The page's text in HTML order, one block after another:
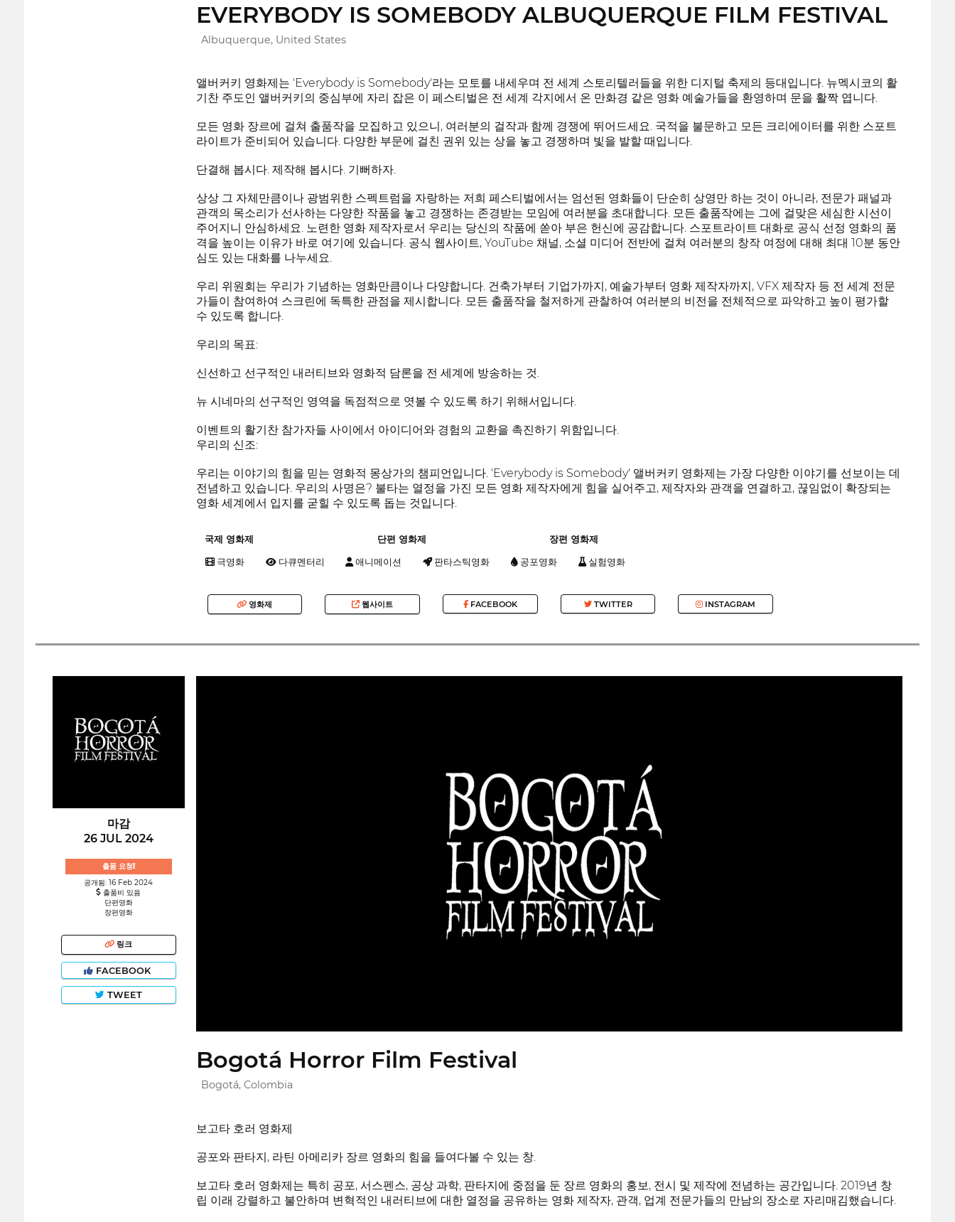
EVERYBODY IS SOMEBODY ALBUQUERQUE FILM FESTIVAL
Albuquerque, United States
앨버커키 영화제는 'Everybody is Somebody'라는 모토를 내세우며 전 세계 스토리텔러들을 위한 디지털 축제의 등대입니다. 뉴멕시코의 활
기찬 주도인 앨버커키의 중심부에 자리 잡은 이 페스티벌은 전 세계 각지에서 온 만화경 같은 영화 예술가들을 환영하며 문을 활짝 엽니다.
모든 영화 장르에 걸쳐 출품작을 모집하고 있으니, 여러분의 걸작과 함께 경쟁에 뛰어드세요. 국적을 불문하고 모든 크리에이터를 위한 스포트
라이트가 준비되어 있습니다. 다양한 부문에 걸친 권위 있는 상을 놓고 경쟁하며 빛을 발할 때입니다.
단결해 봅시다. 제작해 봅시다. 기뻐하자.
상상 그 자체만큼이나 광범위한 스펙트럼을 자랑하는 저희 페스티벌에서는 엄선된 영화들이 단순히 상영만 하는 것이 아니라, 전문가 패널과
관객의 목소리가 선사하는 다양한 작품을 놓고 경쟁하는 존경받는 모임에 여러분을 초대합니다. 모든 출품작에는 그에 걸맞은 세심한 시선이
주어지니 안심하세요. 노련한 영화 제작자로서 우리는 당신의 작품에 쏟아 부은 헌신에 공감합니다. 스포트라이트 대화로 공식 선정 영화의 품
격을 높이는 이유가 바로 여기에 있습니다. 공식 웹사이트, YouTube 채널, 소셜 미디어 전반에 걸쳐 여러분의 창작 여정에 대해 최대 10분 동안
심도 있는 대화를 나누세요.
우리 위원회는 우리가 기념하는 영화만큼이나 다양합니다. 건축가부터 기업가까지, 예술가부터 영화 제작자까지, VFX 제작자 등 전 세계 전문
가들이 참여하여 스크린에 독특한 관점을 제시합니다. 모든 출품작을 철저하게 관찰하여 여러분의 비전을 전체적으로 파악하고 높이 평가할
수 있도록 합니다.
우리의 목표:
신선하고 선구적인 내러티브와 영화적 담론을 전 세계에 방송하는 것.
뉴 시네마의 선구적인 영역을 독점적으로 엿볼 수 있도록 하기 위해서입니다.
이벤트의 활기찬 참가자들 사이에서 아이디어와 경험의 교환을 촉진하기 위함입니다.
우리의 신조:
우리는 이야기의 힘을 믿는 영화적 몽상가의 챔피언입니다. 'Everybody is Somebody' 앨버커키 영화제는 가장 다양한 이야기를 선보이는 데
전념하고 있습니다. 우리의 사명은? 불타는 열정을 가진 모든 영화 제작자에게 힘을 실어주고, 제작자와 관객을 연결하고, 끊임없이 확장되는
영화 세계에서 입지를 굳힐 수 있도록 돕는 것입니다.
국제 영화제 단편 영화제 장편 영화제
극영화 다큐멘터리 애니메이션 판타스틱영화 공포영화 실험영화
영화제 웹사이트 FACEBOOK TWITTER INSTAGRAM
마감
26 JUL 2024
출품 요청!
공개됨: 16 Feb 2024
출품비 있음
단편영화
장편영화
링크
FACEBOOK
TWEET
Bogotá Horror Film Festival
Bogotá, Colombia
보고타 호러 영화제
공포와 판타지, 라틴 아메리카 장르 영화의 힘을 들여다볼 수 있는 창.
보고타 호러 영화제는 특히 공포, 서스펜스, 공상 과학, 판타지에 중점을 둔 장르 영화의 홍보, 전시 및 제작에 전념하는 공간입니다. 2019년 창
립 이래 강렬하고 불안하며 변혁적인 내러티브에 대한 열정을 공유하는 영화 제작자, 관객, 업계 전문가들의 만남의 장소로 자리매김했습니다.